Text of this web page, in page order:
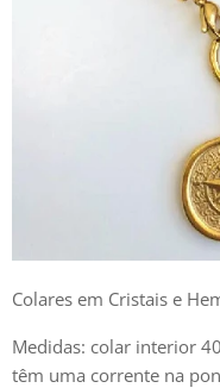
Colares em Cristais e
Medidas: colar interior
têm uma corrente na